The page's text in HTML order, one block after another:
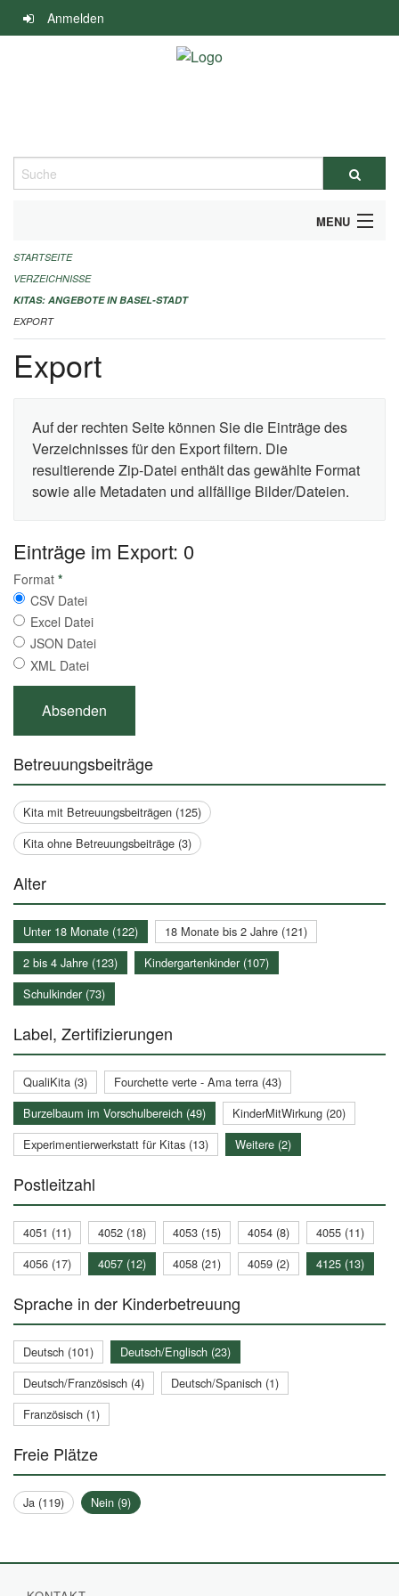
Navigation
überspringen
Anmelden
Suche
MENU
ALLGEMEINE INFORMATIONEN
IMPRESSUM
STARTSEITE
VERZEICHNISSE
KITAS: ANGEBOTE IN BASEL-STADT
EXPORT
Export
Auf der rechten Seite können Sie die Einträge des
Verzeichnisses für den Export filtern. Die
resultierende Zip-Datei enthält das gewählte Format
sowie alle Metadaten und allfällige Bilder/Dateien.
Einträge im Export: 0
Format *
CSV Datei
Excel Datei
JSON Datei
XML Datei
Betreuungsbeiträge
Kita mit Betreuungsbeiträgen (125)
Kita ohne Betreuungsbeiträge (3)
Alter
Unter 18 Monate (122)
18 Monate bis 2 Jahre (121)
2 bis 4 Jahre (123)
Kindergartenkinder (107)
Schulkinder (73)
Label, Zertifizierungen
QualiKita (3)
Fourchette verte - Ama terra (43)
Burzelbaum im Vorschulbereich (49)
KinderMitWirkung (20)
Experimentierwerkstatt für Kitas (13)
Weitere (2)
Postleitzahl
4051 (11) 4052 (18) 4053 (15) 4054 (8)
4055 (11)
4056 (17)
4057 (12) 4058 (21) 4059 (2) 4125 (13)
Sprache in der Kinderbetreuung
Deutsch (101)
Deutsch/Englisch (23)
Deutsch/Französisch (4)
Deutsch/Spanisch (1)
Französisch (1)
Freie Plätze
Ja (119) Nein (9)